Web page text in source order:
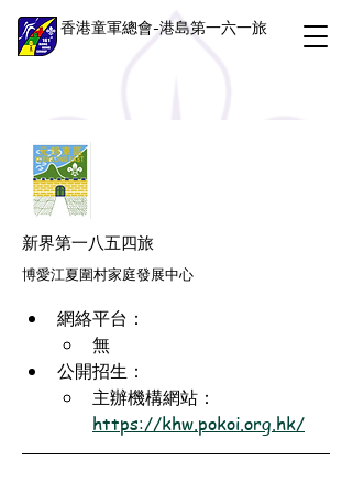
香港童軍總會-港島第一六一旅
新界第一八五四旅
博愛江夏圍村家庭發展中心
網絡平台：
無
公開招生：
主辦機構網站：
https://khw.pokoi.org.hk/